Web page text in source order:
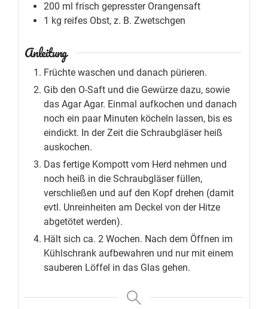
200 ml frisch gepresster Orangensaft
1 kg reifes Obst, z. B. Zwetschgen
Anleitung
Früchte waschen und danach pürieren.
Gib den O-Saft und die Gewürze dazu, sowie
das Agar Agar. Einmal aufkochen und danach
noch ein paar Minuten köcheln lassen, bis es
eindickt. In der Zeit die Schraubgläser heiß
auskochen.
Das fertige Kompott vom Herd nehmen und
noch heiß in die Schraubgläser füllen,
verschließen und auf den Kopf drehen (damit
evtl. Unreinheiten am Deckel von der Hitze
abgetötet werden).
Hält sich ca. 2 Wochen. Nach dem Öffnen im
Kühlschrank aufbewahren und nur mit einem
sauberen Löffel in das Glas gehen.